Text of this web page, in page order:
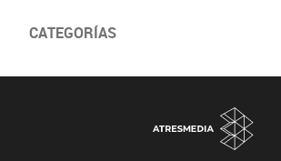
CATEGORÍAS
Biodiversidad Cambio Climático